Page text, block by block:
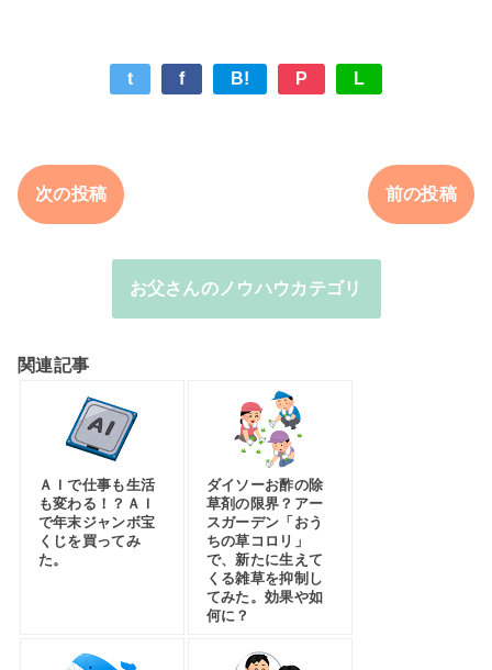
t f B! P L
次の投稿 前の投稿
お父さんのノウハウカテゴリ
関連記事
ＡＩで仕事も生活
も変わる！？ＡＩ
で年末ジャンボ宝
くじを買ってみ
た。
ダイソーお酢の除
草剤の限界？アー
スガーデン「おう
ちの草コロリ」
で、新たに生えて
くる雑草を抑制し
てみた。効果や如
何に？